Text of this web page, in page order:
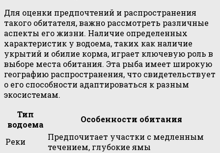
Для оценки предпочтений и распространения
такого обитателя, важно рассмотреть различные
аспекты его жизни. Наличие определенных
характеристик у водоема, таких как наличие
укрытий и обилие корма, играет ключевую роль в
выборе места обитания. Эта рыба имеет широкую
географию распространения, что свидетельствует
о его способности адаптироваться к разным
экосистемам.
Тип
водоема
Особенности обитания
Реки
Предпочитает участки с медленным
течением, глубокие ямы